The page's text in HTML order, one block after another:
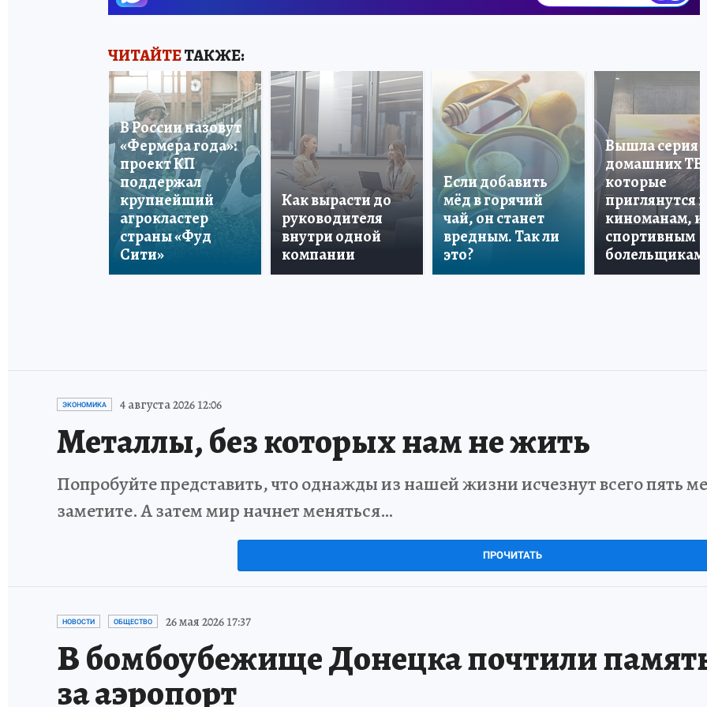
ЧИТАЙТЕТАКЖЕ:
В России назовут
«Фермера года»:
проект КП
поддержал
крупнейший
агрокластер
страны «Фуд
Сити»
Как вырасти до
руководителя
внутри одной
компании
Если добавить
мёд в горячий
чай, он станет
вредным. Так ли
это?
Вышла серия
домашних ТВ,
которые
приглянутся и
киноманам, и
спортивным
болельщикам
ЭКОНОМИКА 4 августа 2026 12:06
Металлы, без которых нам не жить
Попробуйте представить, что однажды из нашей жизни исчезнут всего пять
заметите. А затем мир начнет меняться…
ПРОЧИТАТЬ
НОВОСТИ ОБЩЕСТВО 26 мая 2026 17:37
В бомбоубежище Донецка почтили
за аэропорт